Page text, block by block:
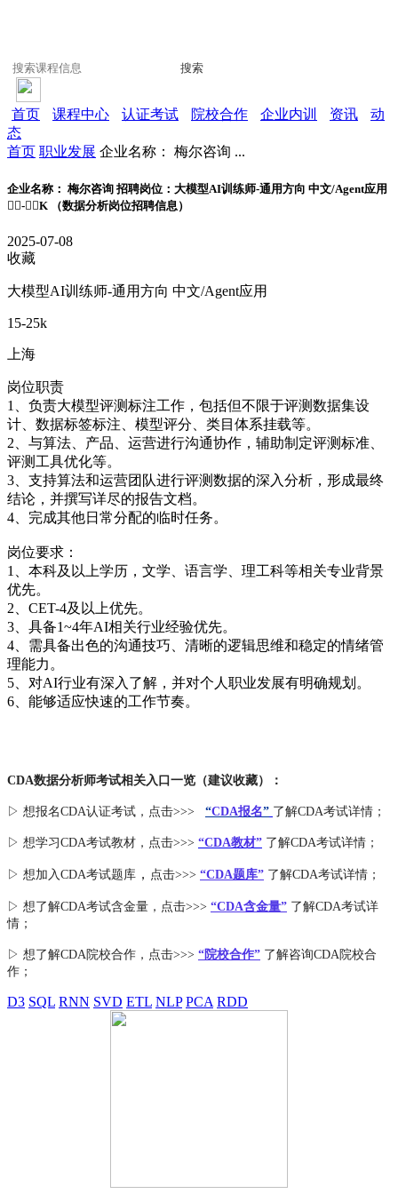
搜索
首页 课程中心 认证考试 院校合作 企业内训 资讯
动
态
首页 职业发展 企业名称： 梅尔咨询 ...
企业名称： 梅尔咨询 招聘岗位：大模型AI训练师-通用方向 中文/Agent应用
-K （数据分析岗位招聘信息）
2025-07-08
收藏
大模型AI训练师-通用方向 中文/Agent应用
15-25k
上海
岗位职责
1、负责大模型评测标注工作，包括但不限于评测数据集设
计、数据标签标注、模型评分、类目体系挂载等。
2、与算法、产品、运营进行沟通协作，辅助制定评测标准、
评测工具优化等。
3、支持算法和运营团队进行评测数据的深入分析，形成最终
结论，并撰写详尽的报告文档。
4、完成其他日常分配的临时任务。
岗位要求：
1、本科及以上学历，文学、语言学、理工科等相关专业背景
优先。
2、CET-4及以上优先。
3、具备1~4年AI相关行业经验优先。
4、需具备出色的沟通技巧、清晰的逻辑思维和稳定的情绪管
理能力。
5、对AI行业有深入了解，并对个人职业发展有明确规划。
6、能够适应快速的工作节奏。
CDA数据分析师考试相关入口一览（建议收藏）：
▷ 想报名CDA认证考试，点击>>> “CDA报名” 了解CDA考试详情；
▷ 想学习CDA考试教材，点击>>> “CDA教材” 了解CDA考试详情；
▷ 想加入CDA考试题库 ， 点击>>> “CDA题库” 了解CDA考试详情；
▷ 想了解CDA考试含金量 ，点击>>> “CDA含金量” 了解CDA考试详
情；
▷ 想了解CDA院校合作 ，点击>>> “院校合作” 了解咨询CDA院校合
作；
D3 SQL RNN SVD ETL NLP PCA RDD